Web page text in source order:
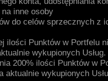
inne osoby
do celów sprzecznych z
ilości Punktów w Portfelu
wykupionych Usług.
200% ilości Punktów w
aktualnie wykupionych